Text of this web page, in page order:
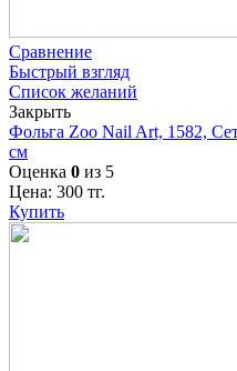
Сравнение
Быстрый взгляд
Список желаний
Закрыть
Фольга Zoo Nail Art, 1582,
см
Оценка 0 из 5
Цена: 300 тг.
Купить